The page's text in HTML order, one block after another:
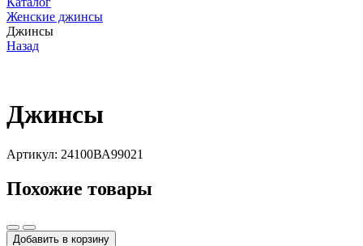
Женские джинсы
Джинсы
Назад
Джинсы
Артикул: 24100ВА99021
Похожие товары
Добавить в корзину